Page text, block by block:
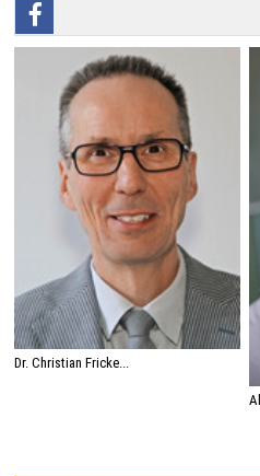
Dr. Christian Fricke...